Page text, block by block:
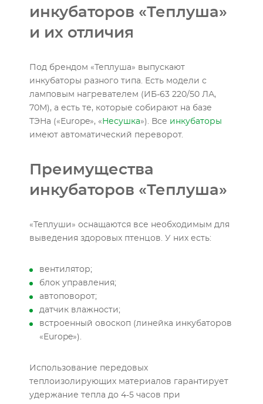
инкубаторов «Теплуша»
и их отличия
Под брендом «Теплуша» выпускают
инкубаторы разного типа. Есть модели с
ламповым нагревателем (ИБ-63 220/50 ЛА,
70М), а есть те, которые собирают на базе
ТЭНа («Europe», « Несушка»). Все инкубаторы
имеют автоматический переворот.
Преимущества
инкубаторов «Теплуша»
«Теплуши» оснащаются все необходимым для
выведения здоровых птенцов. У них есть:
вентилятор;
блок управления;
автоповорот;
датчик влажности;
встроенный овоскоп (линейка инкубаторов
«Europe»).
Использование передовых
теплоизолирующих материалов гарантирует
удержание тепла до 4-5 часов при